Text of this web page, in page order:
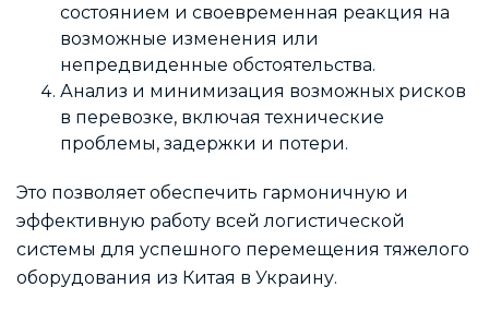
состоянием и своевременная реакция на
возможные изменения или
непредвиденные обстоятельства.
Анализ и минимизация возможных рисков
в перевозке, включая технические
проблемы, задержки и потери.
Это позволяет обеспечить гармоничную и
эффективную работу всей логистической
системы для успешного перемещения тяжелого
оборудования из Китая в Украину.